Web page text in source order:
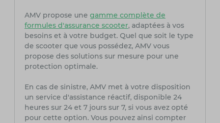
AMV propose une gamme complète de
formules d'assurance scooter, adaptées à vos
besoins et à votre budget. Quel que soit le type
de scooter que vous possédez, AMV vous
propose des solutions sur mesure pour une
protection optimale.
En cas de sinistre, AMV met à votre disposition
un service d'assistance réactif, disponible 24
heures sur 24 et 7 jours sur 7, si vous avez opté
pour cette option. Vous pouvez ainsi compter